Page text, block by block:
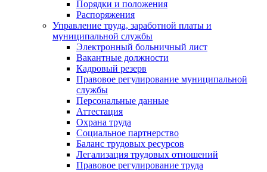
Порядки и положения
Распоряжения
Управление труда, заработной платы и
муниципальной службы
Электронный больничный лист
Вакантные должности
Кадровый резерв
Правовое регулирование муниципальной
службы
Персональные данные
Аттестация
Охрана труда
Социальное партнерство
Баланс трудовых ресурсов
Легализация трудовых отношений
Правовое регулирование труда